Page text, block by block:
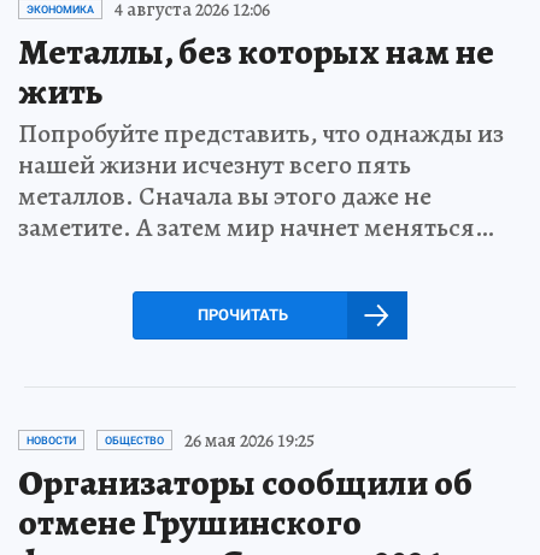
ЭКОНОМИКА 4 августа 2026 12:06
Металлы, без которых нам не
жить
Попробуйте представить, что однажды из
нашей жизни исчезнут всего пять
металлов. Сначала вы этого даже не
заметите. А затем мир начнет меняться…
ПРОЧИТАТЬ
НОВОСТИ ОБЩЕСТВО 26 мая 2026 19:25
Организаторы сообщили об
отмене Грушинского